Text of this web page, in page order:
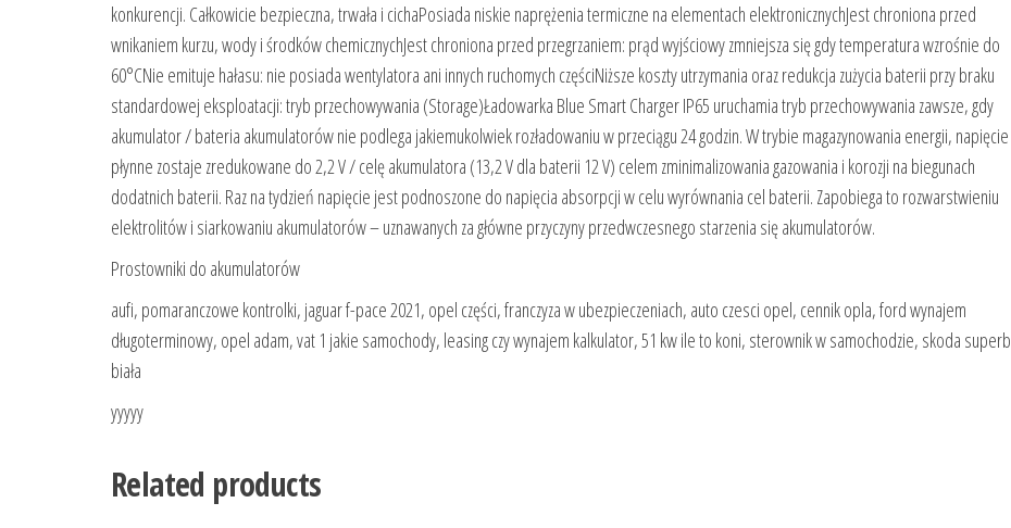
konkurencji. Całkowicie bezpieczna, trwała i cichaPosiada niskie naprężenia termiczne na elementach elektronicznychJest chroniona przed
wnikaniem kurzu, wody i środków chemicznychJest chroniona przed przegrzaniem: prąd wyjściowy zmniejsza się gdy temperatura wzrośnie do
60°CNie emituje hałasu: nie posiada wentylatora ani innych ruchomych częściNiższe koszty utrzymania oraz redukcja zużycia baterii przy braku
standardowej eksploatacji: tryb przechowywania (Storage)Ładowarka Blue Smart Charger IP65 uruchamia tryb przechowywania zawsze, gdy
akumulator / bateria akumulatorów nie podlega jakiemukolwiek rozładowaniu w przeciągu 24 godzin. W trybie magazynowania energii, napięcie
płynne zostaje zredukowane do 2,2 V / celę akumulatora (13,2 V dla baterii 12 V) celem zminimalizowania gazowania i korozji na biegunach
dodatnich baterii. Raz na tydzień napięcie jest podnoszone do napięcia absorpcji w celu wyrównania cel baterii. Zapobiega to rozwarstwieniu
elektrolitów i siarkowaniu akumulatorów – uznawanych za główne przyczyny przedwczesnego starzenia się akumulatorów.
Prostowniki do akumulatorów
aufi, pomaranczowe kontrolki, jaguar f-pace 2021, opel części, franczyza w ubezpieczeniach, auto czesci opel, cennik opla, ford wynajem
długoterminowy, opel adam, vat 1 jakie samochody, leasing czy wynajem kalkulator, 51 kw ile to koni, sterownik w samochodzie, skoda superb
biała
yyyyy
Related products